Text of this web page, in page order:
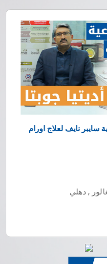
نايف لعلاج اورام
, دهلي